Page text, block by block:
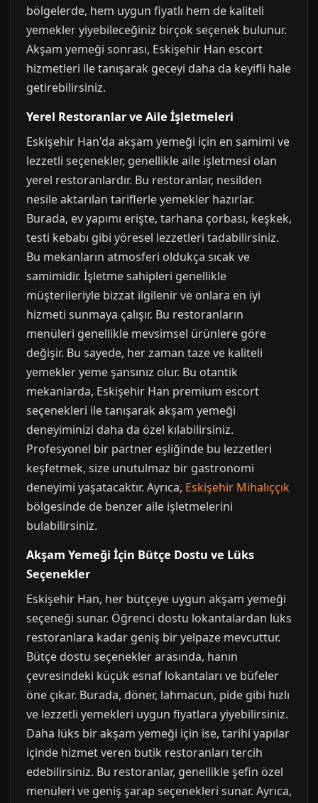
bölgelerde, hem uygun fiyatlı hem de kaliteli
yemekler yiyebileceğiniz birçok seçenek bulunur.
Akşam yemeği sonrası, Eskişehir Han escort
hizmetleri ile tanışarak geceyi daha da keyifli hale
getirebilirsiniz.
Yerel Restoranlar ve Aile İşletmeleri
Eskişehir Han'da akşam yemeği için en samimi ve
lezzetli seçenekler, genellikle aile işletmesi olan
yerel restoranlardır. Bu restoranlar, nesilden
nesile aktarılan tariflerle yemekler hazırlar.
Burada, ev yapımı erişte, tarhana çorbası, keşkek,
testi kebabı gibi yöresel lezzetleri tadabilirsiniz.
Bu mekanların atmosferi oldukça sıcak ve
samimidir. İşletme sahipleri genellikle
müşterileriyle bizzat ilgilenir ve onlara en iyi
hizmeti sunmaya çalışır. Bu restoranların
menüleri genellikle mevsimsel ürünlere göre
değişir. Bu sayede, her zaman taze ve kaliteli
yemekler yeme şansınız olur. Bu otantik
mekanlarda, Eskişehir Han premium escort
seçenekleri ile tanışarak akşam yemeği
deneyiminizi daha da özel kılabilirsiniz.
Profesyonel bir partner eşliğinde bu lezzetleri
keşfetmek, size unutulmaz bir gastronomi
deneyimi yaşatacaktır. Ayrıca, Eskişehir Mihalıççık
bölgesinde de benzer aile işletmelerini
bulabilirsiniz.
Akşam Yemeği İçin Bütçe Dostu ve Lüks
Seçenekler
Eskişehir Han, her bütçeye uygun akşam yemeği
seçeneği sunar. Öğrenci dostu lokantalardan lüks
restoranlara kadar geniş bir yelpaze mevcuttur.
Bütçe dostu seçenekler arasında, hanın
çevresindeki küçük esnaf lokantaları ve büfeler
öne çıkar. Burada, döner, lahmacun, pide gibi hızlı
ve lezzetli yemekleri uygun fiyatlara yiyebilirsiniz.
Daha lüks bir akşam yemeği için ise, tarihi yapılar
içinde hizmet veren butik restoranları tercih
edebilirsiniz. Bu restoranlar, genellikle şefin özel
menüleri ve geniş şarap seçenekleri sunar. Ayrıca,